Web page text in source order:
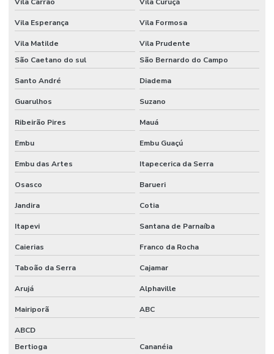
Vila Esperança Vila Formosa
Vila Matilde
Vila Prudente
São Caetano do sul
São Bernardo do Campo
Santo André Diadema
Guarulhos Suzano
Ribeirão Pires Mauá
Embu Embu Guaçú
Embu das Artes Itapecerica da Serra
Osasco Barueri
Jandira Cotia
Itapevi Santana de Parnaíba
Caierias Franco da Rocha
Taboão da Serra Cajamar
Arujá Alphaville
Mairiporã ABC
ABCD
Bertioga
Cananéia